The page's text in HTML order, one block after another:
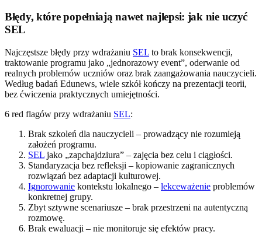
Błędy, które popełniają nawet najlepsi: jak nie uczyć
SEL
Najczęstsze błędy przy wdrażaniu SEL to brak konsekwencji,
traktowanie programu jako „jednorazowy event”, oderwanie od
realnych problemów uczniów oraz brak zaangażowania nauczycieli.
Według badań Edunews, wiele szkół kończy na prezentacji teorii,
bez ćwiczenia praktycznych umiejętności.
6 red flagów przy wdrażaniu SEL:
Brak szkoleń dla nauczycieli – prowadzący nie rozumieją
założeń programu.
SEL jako „zapchajdziura” – zajęcia bez celu i ciągłości.
Standaryzacja bez refleksji – kopiowanie zagranicznych
rozwiązań bez adaptacji kulturowej.
Ignorowanie kontekstu lokalnego – lekceważenie problemów
konkretnej grupy.
Zbyt sztywne scenariusze – brak przestrzeni na autentyczną
rozmowę.
Brak ewaluacji – nie monitoruje się efektów pracy.